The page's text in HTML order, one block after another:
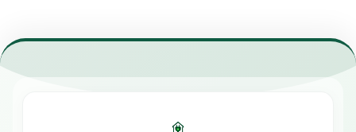
5 شعلات إيطالية
فرن غاز 60*60 سم